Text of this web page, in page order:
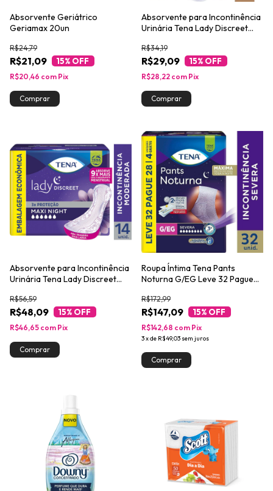
Absorvente Geriátrico
Geriamax 20un
R$21,09
R$24,79
15% OFF
R$20,46 com Pix
Absorvente para Incontinência
Urinária Tena Lady Discreet
R$29,09
R$34,19
15% OFF
R$28,22 com Pix
Absorvente para Incontinência
Urinária Tena Lady Discreet
R$48,09
R$56,59
15% OFF
R$46,65 com Pix
Roupa Íntima Tena Pants
Noturna G/EG Leve 32 Pague
R$147,09
R$172,99
15% OFF
3xde R$49,03 sem juros
R$142,68 com Pix